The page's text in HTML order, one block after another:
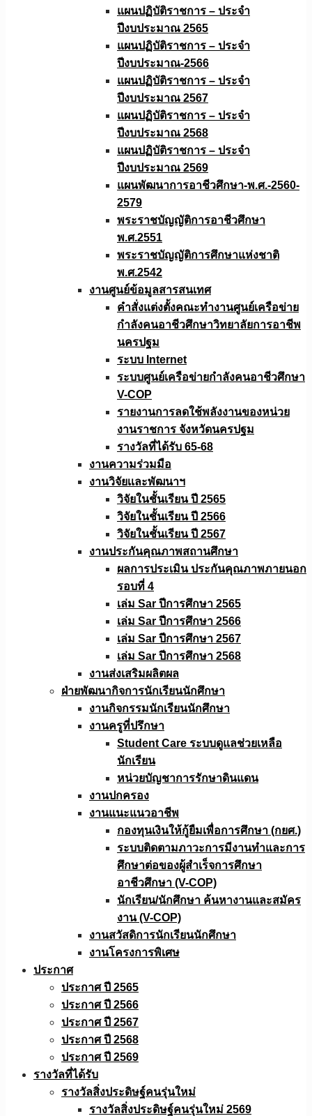
แผนปฏิบัติราชการ – ประจำ
ปีงบประมาณ 2565
แผนปฏิบัติราชการ – ประจำ
ปีงบประมาณ-2566
แผนปฏิบัติราชการ – ประจำ
ปีงบประมาณ 2567
แผนปฏิบัติราชการ – ประจำ
ปีงบประมาณ 2568
แผนปฏิบัติราชการ – ประจำ
ปีงบประมาณ 2569
แผนพัฒนาการอาชีวศึกษา-พ.ศ.-2560-
2579
พระราชบัญญัติการอาชีวศึกษา
พ.ศ.2551
พระราชบัญญัติการศึกษาแห่งชาติ
พ.ศ.2542
งานศูนย์ข้อมูลสารสนเทศ
คำสั่งแต่งตั้งคณะทำงานศูนย์เครือข่าย
กำลังคนอาชีวศึกษาวิทยาลัยการอาชีพ
นครปฐม
ระบบ Internet
ระบบศูนย์เครือข่ายกำลังคนอาชีวศึกษา
V-COP
รายงานการลดใช้พลังงานของหน่วย
งานราชการ จังหวัดนครปฐม
รางวัลที่ได้รับ 65-68
งานความร่วมมือ
งานวิจัยเเละพัฒนาฯ
วิจัยในชั้นเรียน ปี 2565
วิจัยในชั้นเรียน ปี 2566
วิจัยในชั้นเรียน ปี 2567
งานประกันคุณภาพสถานศึกษา
ผลการประเมิน ประกันคุณภาพภายนอก
รอบที่ 4
เล่ม Sar ปีการศึกษา 2565
เล่ม Sar ปีการศึกษา 2566
เล่ม Sar ปีการศึกษา 2567
เล่ม Sar ปีการศึกษา 2568
งานส่งเสริมผลิตผล
ฝ่ายพัฒนากิจการนักเรียนนักศึกษา
งานกิจกรรมนักเรียนนักศึกษา
งานครูที่ปรึกษา
Student Care ระบบดูแลช่วยเหลือ
นักเรียน
หน่วยบัญชาการรักษาดินแดน
งานปกครอง
งานแนะแนวอาชีพ
กองทุนเงินให้กู้ยืมเพื่อการศึกษา (กยศ.)
ระบบติดตามภาวะการมีงานทำและการ
ศึกษาต่อของผู้สำเร็จการศึกษา
อาชีวศึกษา (V-COP)
นักเรียน/นักศึกษา ค้นหางานและสมัคร
งาน (V-COP)
งานสวัสดิการนักเรียนนักศึกษา
งานโครงการพิเศษ
ประกาศ
ประกาศ ปี 2565
ประกาศ ปี 2566
ประกาศ ปี 2567
ประกาศ ปี 2568
ประกาศ ปี 2569
รางวัลที่ได้รับ
รางวัลสิ่งประดิษฐ์คนรุ่นใหม่
รางวัลสิ่งประดิษฐ์คนรุ่นใหม่ 2569